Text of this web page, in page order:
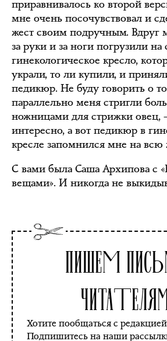
приравнивалось ко второй
мне очень посочувствовал и
жест своим подручным. Вдруг
за руки и за ноги погрузили на
гинекологическое кресло,
украли, то ли купили, и
педикюр. Не буду говорить о
параллельно меня стригли
ножницами для стрижки овец,
интересно, а вот педикюр в
кресле запомнился мне на всю
С вами была Саша Архипова с
вещами». И никогда не
Пишем
Хотите пообщаться с
Подпишитесь на наши